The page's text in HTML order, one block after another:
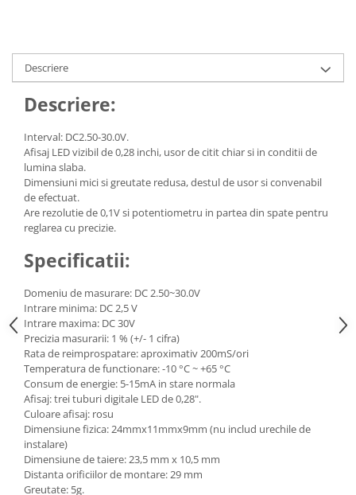
Descriere
Descriere:
Interval: DC2.50-30.0V.
Afisaj LED vizibil de 0,28 inchi, usor de citit chiar si in conditii de
lumina slaba.
Dimensiuni mici si greutate redusa, destul de usor si convenabil
de efectuat.
Are rezolutie de 0,1V si potentiometru in partea din spate pentru
reglarea cu precizie.
Specificatii:
Domeniu de masurare: DC 2.50~30.0V
Intrare minima: DC 2,5 V
Intrare maxima: DC 30V
Precizia masurarii: 1 % (+/- 1 cifra)
Rata de reimprospatare: aproximativ 200mS/ori
Temperatura de functionare: -10 °C ~ +65 °C
Consum de energie: 5-15mA in stare normala
Afisaj: trei tuburi digitale LED de 0,28".
Culoare afisaj: rosu
Dimensiune fizica: 24mmx11mmx9mm (nu includ urechile de
instalare)
Dimensiune de taiere: 23,5 mm x 10,5 mm
Distanta orificiilor de montare: 29 mm
Greutate: 5g.